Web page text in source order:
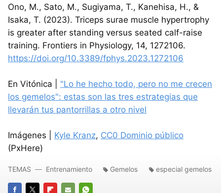
Ono, M., Sato, M., Sugiyama, T., Kanehisa, H., &
Isaka, T. (2023). Triceps surae muscle hypertrophy
is greater after standing versus seated calf-raise
training. Frontiers in Physiology, 14, 1272106.
https://doi.org/10.3389/fphys.2023.1272106
En Vitónica | "Lo he hecho todo, pero no me crecen
los gemelos": estas son las tres estrategias que
llevarán tus pantorrillas a otro nivel
Imágenes | Kyle Kranz, CC0 Dominio público
(PxHere)
TEMAS Entrenamiento Gemelos especial gemelos